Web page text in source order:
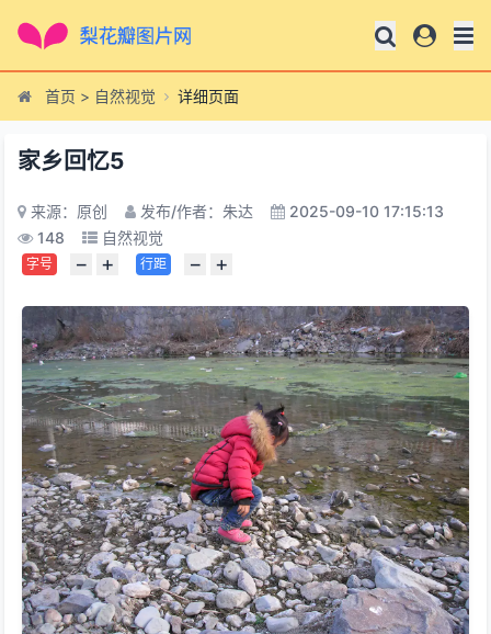
首页 > 自然视觉 详细页面
家乡回忆5
来源：原创 发布/作者：朱达
2025-09-10 17:15:13
148
自然视觉
字号 − + 行距 − +